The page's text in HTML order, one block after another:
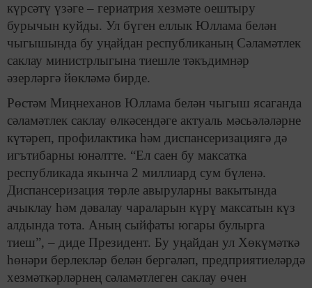
күрсәтү үзәге – гериатрия хезмәте оештыру
бурычын куйды. Ул бүген еллык Юллама белән
чыгышында бу уңайдан республиканың Сәламәтлек
саклау министрлыгына тиешле тәкъдимнәр
әзерләргә йөкләмә бирде.
Рөстәм Миңнеханов Юллама белән чыгыш ясаганда
сәламәтлек саклау өлкәсендәге актуаль мәсьәләләрне
күтәреп, профилактика һәм диспансеризациягә дә
игътибарны юнәлтте. “Ел саен бу максатка
республикада якынча 2 миллиард сум бүленә.
Диспансеризация төрле авыруларны вакытында
ачыклау һәм дәвалау чараларын күрү максатын күз
алдында тота. Аның сыйфаты югары булырга
тиеш”, – диде Президент. Бу уңайдан ул Хөкүмәткә
һөнәри берлекләр белән бергәләп, предприятиеләрдә
хезмәткәрләрнең сәламәтлеген саклау өчен